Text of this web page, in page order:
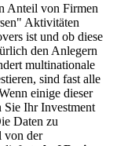
Anteil von Firmen
Aktivitäten
ist und ob diese
den Anlegern
multinationale
sind fast alle
einige dieser
Ihr Investment
Daten zu
von der